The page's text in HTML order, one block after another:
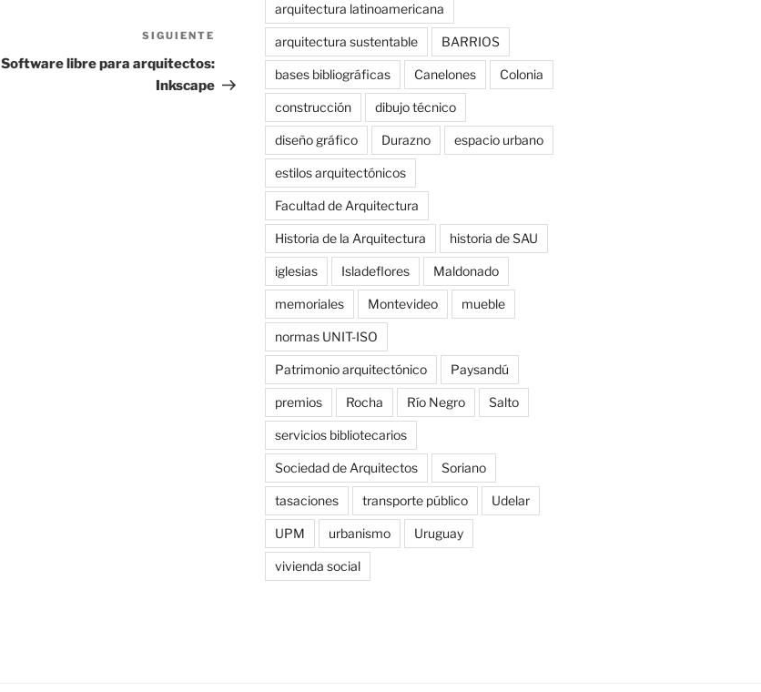
Siguiente
entrada
SIGUIENTE
Software libre para arquitectos:
Inkscape
arquitectura latinoamericana
arquitectura sustentable BARRIOS
bases bibliográficas Canelones Colonia
construcción dibujo técnico
diseño gráfico Durazno espacio urbano
estilos arquitectónicos
Facultad de Arquitectura
Historia de la Arquitectura historia de SAU
iglesias Isladeflores Maldonado
memoriales Montevideo mueble
normas UNIT-ISO
Patrimonio arquitectónico Paysandú
premios Rocha Río Negro Salto
servicios bibliotecarios
Sociedad de Arquitectos Soriano
tasaciones transporte público Udelar
UPM urbanismo Uruguay
vivienda social